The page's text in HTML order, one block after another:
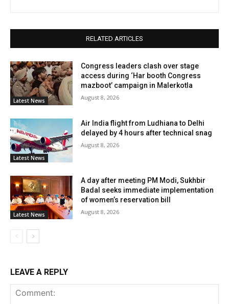
RELATED ARTICLES
Latest News
Congress leaders clash over stage
access during ‘Har booth Congress
mazboot’ campaign in Malerkotla
August 8, 2026
Latest News
Air India flight from Ludhiana to Delhi
delayed by 4 hours after technical snag
August 8, 2026
Latest News
A day after meeting PM Modi, Sukhbir
Badal seeks immediate implementation
of women’s reservation bill
August 8, 2026
LEAVE A REPLY